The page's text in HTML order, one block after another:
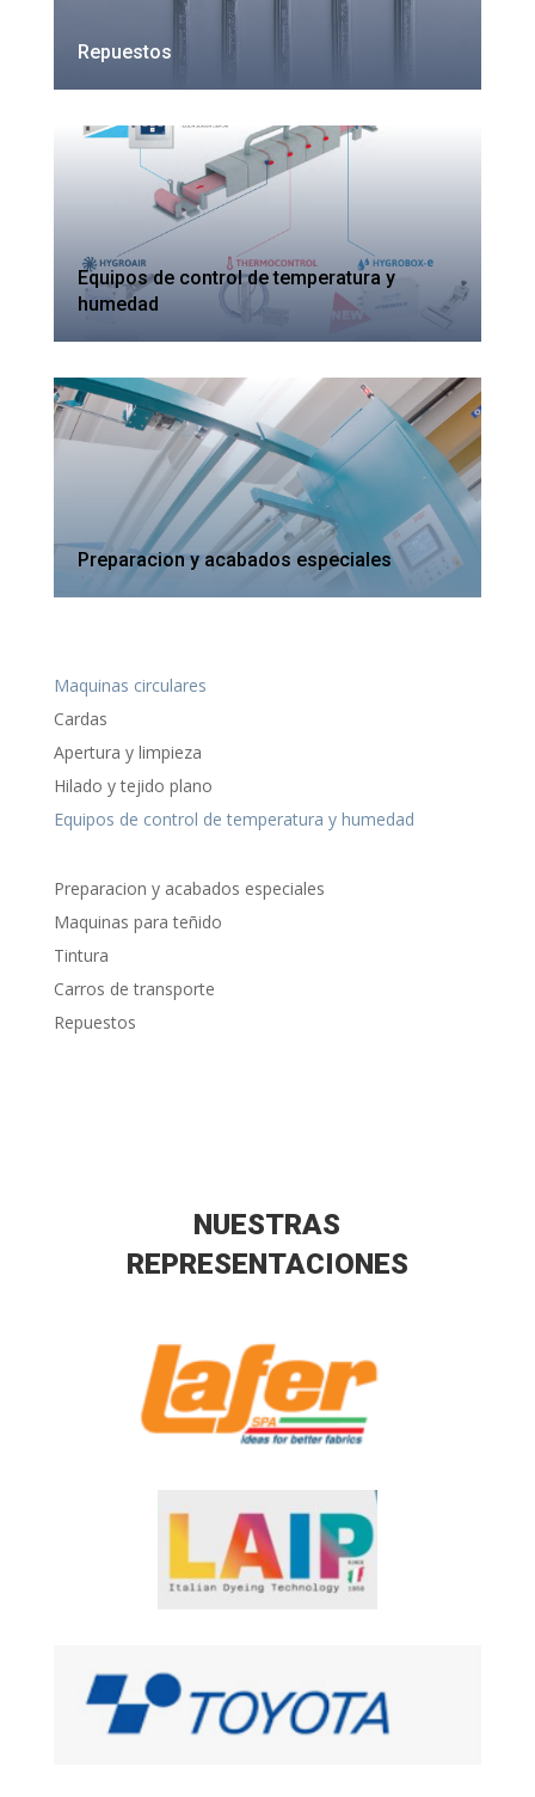
Repuestos
Equipos de control de temperatura y
humedad
Preparacion y acabados especiales
Maquinas circulares
Cardas
Apertura y limpieza
Hilado y tejido plano
Equipos de control de temperatura y humedad
Preparacion y acabados especiales
Maquinas para teñido
Tintura
Carros de transporte
Repuestos
NUESTRAS
REPRESENTACIONES